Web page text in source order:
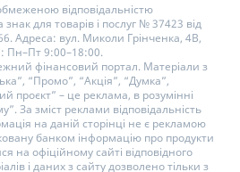
відповідальністю
для товарів і послуг № 37423 від
Адреса: вул. Миколи Грінченка, 4В,
Пн–Пт 9:00–18:00.
фінансовий портал. Матеріали з
“Промо”, “Акція”, “Думка”,
проєкт” – це реклама, в розумінні
За зміст реклами відповідальність
на даній сторінці не є рекламою
банком інформацію про продукти
на офіційному сайті відповідного
і даних з сайту дозволено тільки з